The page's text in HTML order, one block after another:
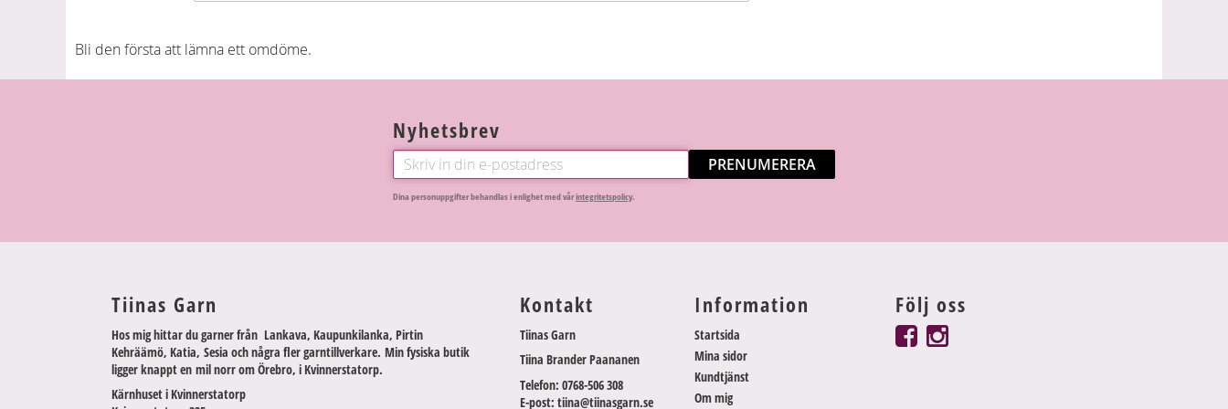
Bli den första att lämna ett omdöme.
Nyhetsbrev
PRENUMERERA
Dina personuppgifter behandlas i enlighet med vårintegritetspolicy.
Tiinas Garn
Hos mig hittar du garner från Lankava, Kaupunkilanka, Pirtin
Kehräämö, Katia, Sesia och några fler garntillverkare. Min fysiska butik
ligger knappt en mil norr om Örebro, i Kvinnerstatorp.
Kärnhuset i Kvinnerstatorp
Kontakt
Tiinas Garn
Tiina Brander Paananen
Telefon: 0768-506 308
E-post: tiina@tiinasgarn.se
Information
Startsida
Mina sidor
Kundtjänst
Om mig
Följ oss